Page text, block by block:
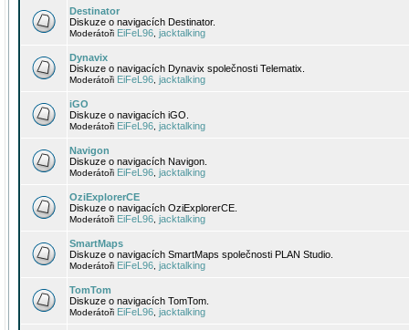
Destinator
Diskuze o navigacích Destinator.
Moderátoři EiFeL96 jacktalking
Dynavix
Diskuze o navigacích Dynavix společnosti Telematix.
Moderátoři EiFeL96 jacktalking
iGO
Diskuze o navigacích iGO.
Moderátoři EiFeL96 jacktalking
Navigon
Diskuze o navigacích Navigon.
Moderátoři EiFeL96 jacktalking
OziExplorerCE
Diskuze o navigacích OziExplorerCE.
Moderátoři EiFeL96 jacktalking
SmartMaps
Diskuze o navigacích SmartMaps společnosti PLAN Studio.
Moderátoři EiFeL96 jacktalking
TomTom
Diskuze o navigacích TomTom.
Moderátoři EiFeL96 jacktalking